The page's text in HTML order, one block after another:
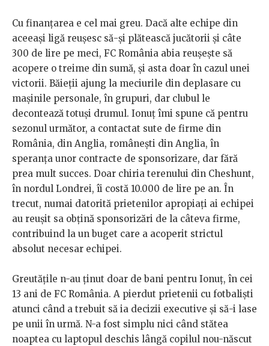
Cu finanțarea e cel mai greu. Dacă alte echipe din
aceeași ligă reușesc să-și plătească jucătorii și câte
300 de lire pe meci, FC România abia reușește să
acopere o treime din sumă, și asta doar în cazul unei
victorii. Băieții ajung la meciurile din deplasare cu
mașinile personale, în grupuri, dar clubul le
decontează totuși drumul. Ionuț îmi spune că pentru
sezonul următor, a contactat sute de firme din
România, din Anglia, românești din Anglia, în
speranța unor contracte de sponsorizare, dar fără
prea mult succes. Doar chiria terenului din Cheshunt,
în nordul Londrei, îi costă 10.000 de lire pe an. În
trecut, numai datorită prietenilor apropiați ai echipei
au reușit sa obțină sponsorizări de la câteva firme,
contribuind la un buget care a acoperit strictul
absolut necesar echipei.
Greutățile n-au ținut doar de bani pentru Ionuț, în cei
13 ani de FC România. A pierdut prietenii cu fotbaliști
atunci când a trebuit să ia decizii executive și să-i lase
pe unii în urmă. N-a fost simplu nici când stătea
noaptea cu laptopul deschis lângă copilul nou-născut